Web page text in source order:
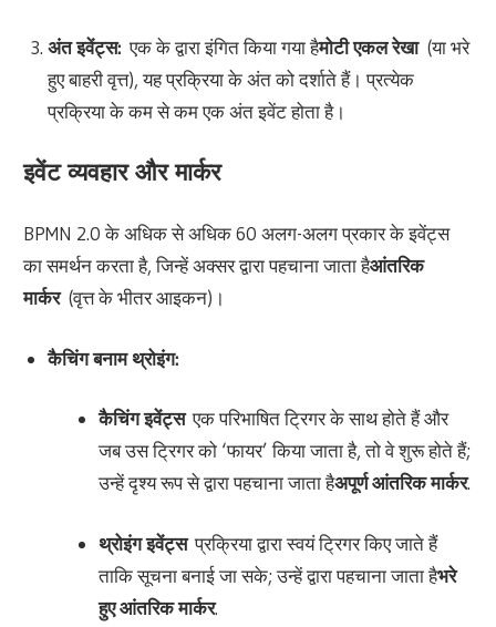
अंत इवेंट्स: एक के द्वारा इंगित किया गया हैमोटी एकल रेखा(या भरे
हुए बाहरी वृत्त), यह प्रक्रिया के अंत को दर्शाते हैं। प्रत्येक
प्रक्रिया के कम से कम एक अंत इवेंट होता है।
इवेंट व्यवहार और मार्कर
BPMN 2.0 के अधिक से अधिक 60 अलग-अलग प्रकार के इवेंट्स
का समर्थन करता है, जिन्हें अक्सर द्वारा पहचाना जाता हैआंतरिक
मार्कर(वृत्त के भीतर आइकन)।
कैचिंग बनाम थ्रोइंग:
कैचिंग इवेंट्सएक परिभाषित ट्रिगर के साथ होते हैं और
जब उस ट्रिगर को ‘फायर’ किया जाता है, तो वे शुरू होते हैं;
उन्हें दृश्य रूप से द्वारा पहचाना जाता हैअपूर्ण आंतरिक मार्कर.
थ्रोइंग इवेंट्सप्रक्रिया द्वारा स्वयं ट्रिगर किए जाते हैं
ताकि सूचना बनाई जा सके; उन्हें द्वारा पहचाना जाता हैभरे
हुए आंतरिक मार्कर.